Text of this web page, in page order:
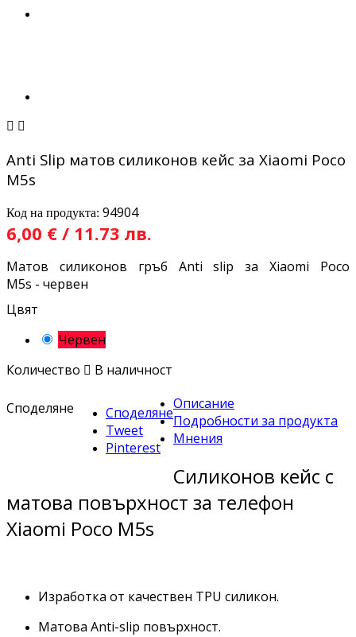
 
Anti Slip матов силиконов кейс за Xiaomi Poco
M5s
Код на продукта: 94904
6,00 € / 11.73 лв.
Матов силиконов гръб Anti slip за Xiaomi Poco
M5s - червен
Цвят
Червен
Количество  В наличност
Споделяне
Споделяне
Tweet
Pinterest
Описание
Подробности за продукта
Мнения
Силиконов кейс с
матова повърхност за телефон
Xiaomi Poco M5s
Изработка от качествен TPU силикон.
Матова Anti-slip повърхност.